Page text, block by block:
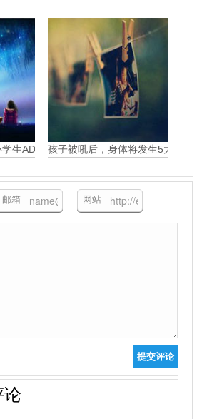
生ADHD带来的问题
孩子被吼后，身体将发生5大可怕
邮箱 网站
提交评论
论